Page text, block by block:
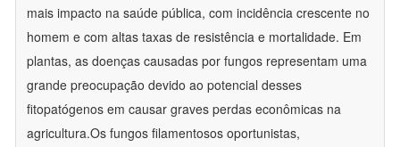
mais impacto na saúde pública, com incidência crescente no
homem e com altas taxas de resistência e mortalidade. Em
plantas, as doenças causadas por fungos representam uma
grande preocupação devido ao potencial desses
fitopatógenos em causar graves perdas econômicas na
agricultura.Os fungos filamentosos oportunistas,